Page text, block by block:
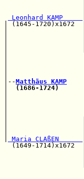
Leonhard KAMP
|
|
|
|
|--Matthäus KAMP
(1686-1724)
|
|
|
Maria CLAßEN
(1649-